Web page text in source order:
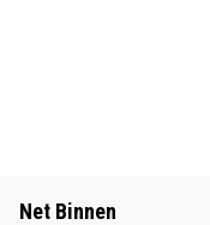
Net Binnen